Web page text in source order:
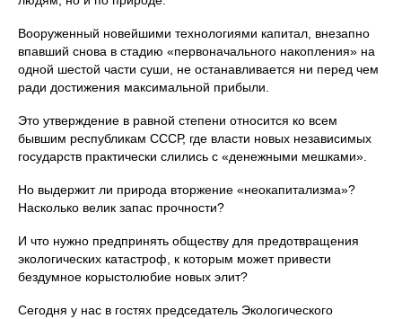
Вооруженный новейшими технологиями капитал, внезапно
впавший снова в стадию «первоначального накопления» на
одной шестой части суши, не останавливается ни перед чем
ради достижения максимальной прибыли.
Это утверждение в равной степени относится ко всем
бывшим республикам СССР, где власти новых независимых
государств практически слились с «денежными мешками».
Но выдержит ли природа вторжение «неокапитализма»?
Насколько велик запас прочности?
И что нужно предпринять обществу для предотвращения
экологических катастроф, к которым может привести
бездумное корыстолюбие новых элит?
Сегодня у нас в гостях председатель Экологического